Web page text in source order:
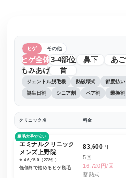
ヒゲ その他
ヒゲ全体3-4部位 鼻下 あご
もみあげ
首
ジェントル脱毛機 熱破壊式 都度払い
誕生日割 シニア割 ペア割 乗換割
クリニック名 料金
脱毛大手で安い
エミナルクリニック
メンズ上野院
⭐️ 4.6／5.0（278件）
低価格で始めるヒゲ脱毛
83,600円
5回
16,720円/回
蓄熱式